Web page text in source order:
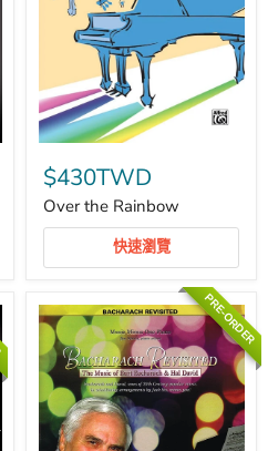
Over
the
Rainbow
$430TWD
Over the Rainbow
快速瀏覽
PRE-ORDER